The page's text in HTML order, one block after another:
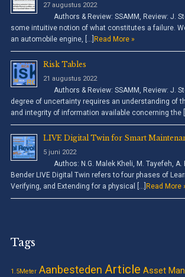
27 augustus 2022
Authors & Review: SSAMM, Review: J.
some intuitive notion of what constitutes a failure.
an automobile engine, […] Read More »
Risk Tables
21 augustus 2022
Authors & Review: SSAMM, Review: J.
degree of uncertainty requires an understanding of
and integrity of information available concerning the
LIVE Digital Twin for Smart
5 juni 2022
Authos: N.G. Malek Kheli, M. Tayefeh, A.
Bender LIVE Digital Twin refers to four phases of
Verifying, and Extending for a physical […] Read More
Tags
1.5Meter Aanbesteden Article Asset